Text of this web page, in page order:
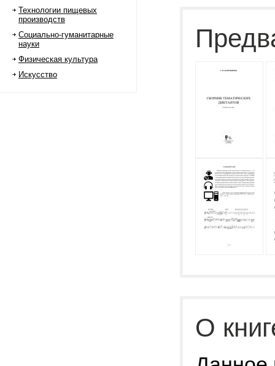
Технологии пищевых
производств
Социально-гуманитарные
науки
Физическая культура
Искусство
О